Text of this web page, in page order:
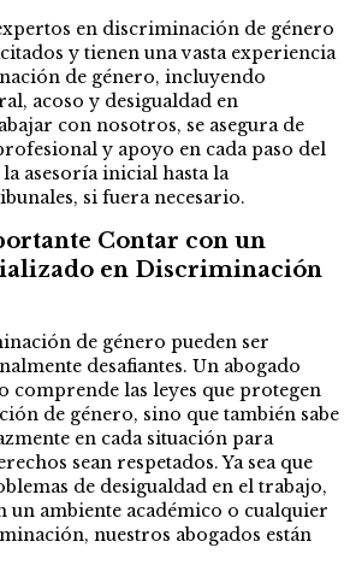
en discriminación de género
y tienen una vasta experiencia
de género, incluyendo
acoso y desigualdad en
con nosotros, se asegura de
y apoyo en cada paso del
asesoría inicial hasta la
si fuera necesario.
Contar con un
en Discriminación
de género pueden ser
desafiantes. Un abogado
comprende las leyes que protegen
de género, sino que también sabe
en cada situación para
sean respetados. Ya sea que
de desigualdad en el trabajo,
ambiente académico o cualquier
nuestros abogados están